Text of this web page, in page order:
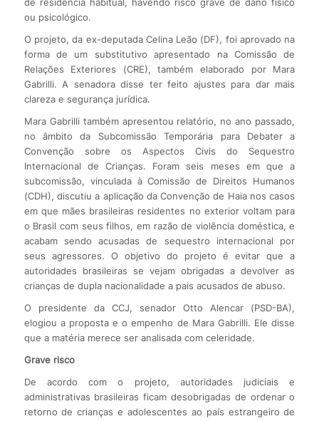
de residência habitual, havendo risco grave de dano físico
ou psicológico.
O projeto, da ex-deputada Celina Leão (DF), foi aprovado na
forma de um substitutivo apresentado na Comissão de
Relações Exteriores (CRE), também elaborado por Mara
Gabrilli. A senadora disse ter feito ajustes para dar mais
clareza e segurança jurídica.
Mara Gabrilli também apresentou relatório, no ano passado,
no âmbito da Subcomissão Temporária para Debater a
Convenção sobre os Aspectos Civis do Sequestro
Internacional de Crianças. Foram seis meses em que a
subcomissão, vinculada à Comissão de Direitos Humanos
(CDH), discutiu a aplicação da Convenção de Haia nos casos
em que mães brasileiras residentes no exterior voltam para
o Brasil com seus filhos, em razão de violência doméstica, e
acabam sendo acusadas de sequestro internacional por
seus agressores. O objetivo do projeto é evitar que a
autoridades brasileiras se vejam obrigadas a devolver as
crianças de dupla nacionalidade a pais acusados de abuso.
O presidente da CCJ, senador Otto Alencar (PSD-BA),
elogiou a proposta e o empenho de Mara Gabrilli. Ele disse
que a matéria merece ser analisada com celeridade.
Grave risco
De acordo com o projeto, autoridades judiciais e
administrativas brasileiras ficam desobrigadas de ordenar o
retorno de crianças e adolescentes ao país estrangeiro de